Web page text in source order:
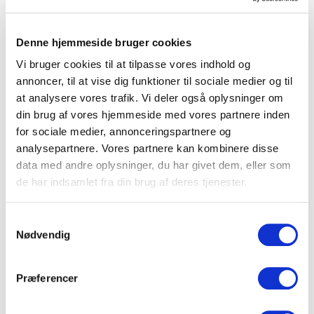
Denne hjemmeside bruger cookies
Vi bruger cookies til at tilpasse vores indhold og
annoncer, til at vise dig funktioner til sociale medier og til
at analysere vores trafik. Vi deler også oplysninger om
din brug af vores hjemmeside med vores partnere inden
for sociale medier, annonceringspartnere og
analysepartnere. Vores partnere kan kombinere disse
data med andre oplysninger, du har givet dem, eller som
de har indsamlet fra din brug af deres tjenester.
Nødvendig
Præferencer
håndplukkede druer og om den økologiske produktion.
Francisco producerer 10.000 liter vin om året.